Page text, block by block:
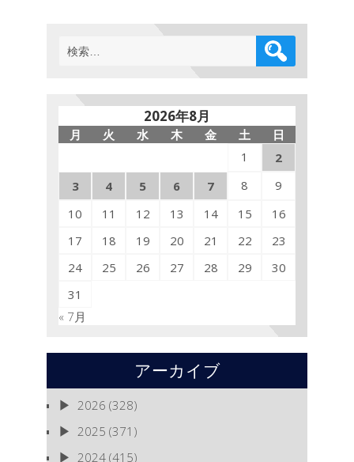
検
索:
2026年8月
月 火 水 木 金 土
日
1
2
3
4 5 6 7 8
9
10
11 12 13 14 15
16
17
18 19 20 21 22
23
24
25 26 27 28 29
30
31
« 7月
アーカイブ
2026 (328)
2025 (371)
2024 (415)